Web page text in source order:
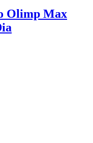
Olimp Max